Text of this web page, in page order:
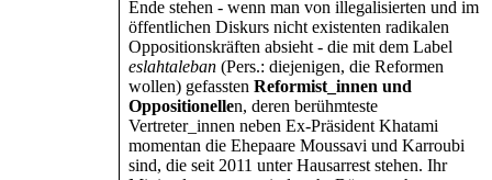
Ende stehen - wenn man von illegalisierten und im
öffentlichen Diskurs nicht existenten radikalen
Oppositionskräften absieht - die mit dem Label
eslahtaleban (Pers.: diejenigen, die Reformen
wollen) gefassten Reformist_innen und
Oppositionellen, deren berühmteste
Vertreter_innen neben Ex-Präsident Khatami
momentan die Ehepaare Moussavi und Karroubi
sind, die seit 2011 unter Hausarrest stehen. Ihr